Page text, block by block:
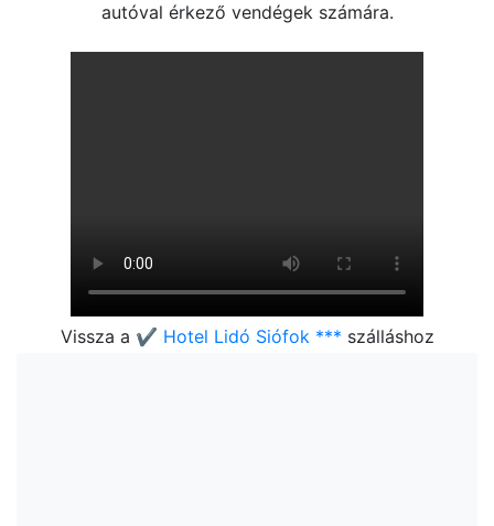
autóval érkező vendégek számára.
Vissza a ✔️ Hotel Lidó Siófok *** szálláshoz